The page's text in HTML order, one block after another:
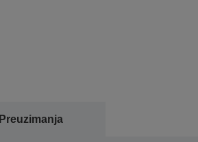
Preuzimanja